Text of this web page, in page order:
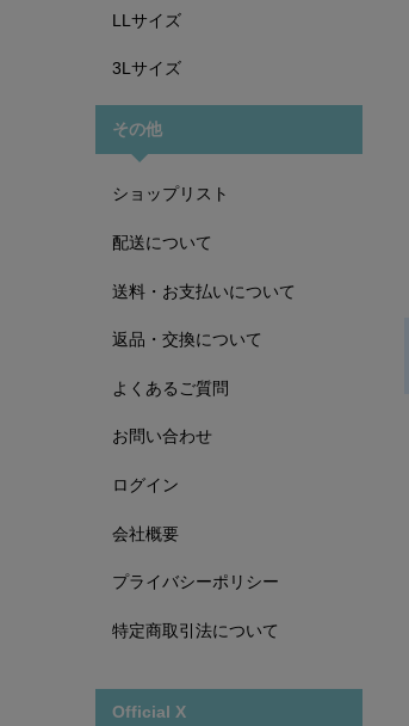
LLサイズ
3Lサイズ
その他
ショップリスト
配送について
送料・お支払いについて
返品・交換について
よくあるご質問
お問い合わせ
ログイン
会社概要
プライバシーポリシー
特定商取引法について
Official X